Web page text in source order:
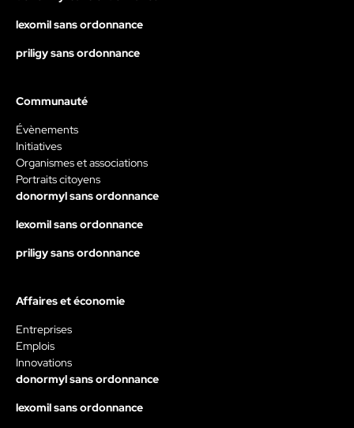
lexomil sans ordonnance
priligy sans ordonnance
Communauté
Évènements
Initiatives
Organismes et associations
Portraits citoyens
donormyl sans ordonnance
lexomil sans ordonnance
priligy sans ordonnance
Affaires et économie
Entreprises
Emplois
Innovations
donormyl sans ordonnance
lexomil sans ordonnance